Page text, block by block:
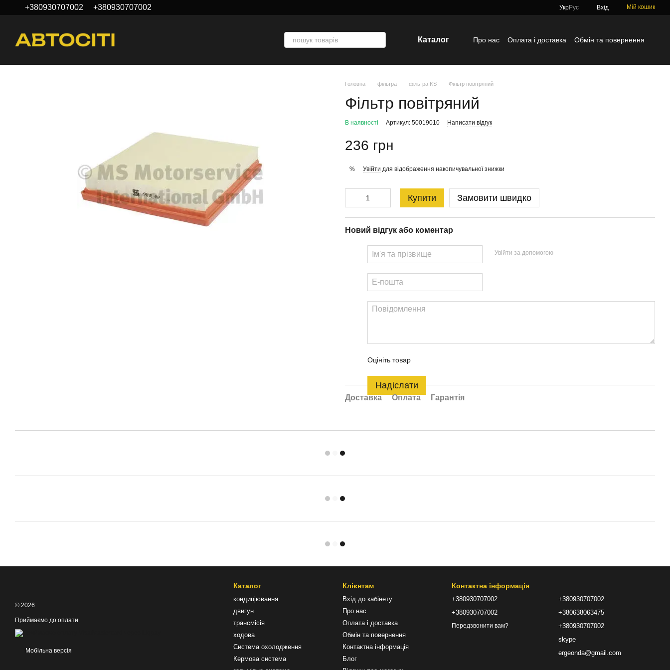
Перейти до основного контенту
+380930707002 +380930707002 УкрРус Вхід Мій кошик
Каталог Про нас Оплата і доставка
Обмін та повернення
Головна фільтра фільтра KS Фільтр повітряний
Фільтр повітряний
В наявності Артикул: 50019010 Написати відгук
236 грн
% Увійти для відображення накопичувальної знижки
Купити Замовити швидко
Новий відгук або коментар
Увійти за допомогою
Оцініть товар
Надіслати
Доставка Оплата Гарантія
© 2026
Приймаємо до оплати
Мобільна версія
Каталог
кондиціювання
двигун
трансмісія
ходова
Система охолодження
Кермова система
Клієнтам
Вхід до кабінету
Про нас
Оплата і доставка
Обмін та повернення
Контактна інформація
Блог
Контактна інформація
+380930707002
+380930707002
Передзвонити вам?
+380930707002
+380638063475
+380930707002
skype
ergeonda@gmail.com